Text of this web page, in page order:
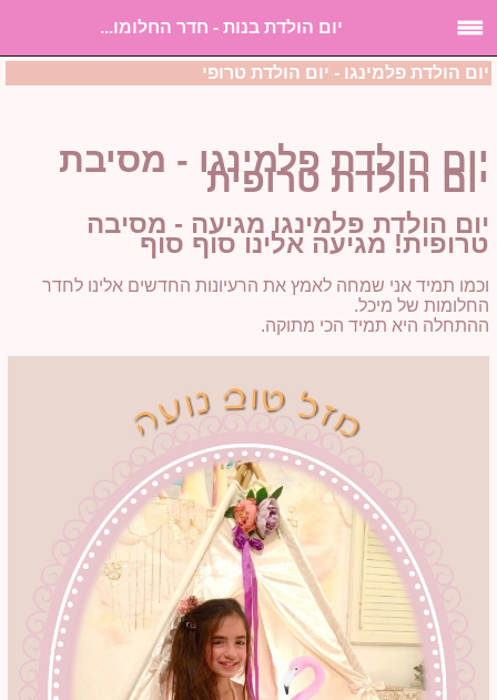
יום הולדת בנות - חדר החלומו...
יום הולדת פלמינגו - יום הולדת טרופי
יום הולדת פלמינגו - מסיבת
יום הולדת טרופית
יום הולדת פלמינגו מגיעה - מסיבה
טרופית! מגיעה אלינו סוף סוף
וכמו תמיד אני שמחה לאמץ את הרעיונות החדשים אלינו לחדר
החלומות של מיכל.
ההתחלה היא תמיד הכי מתוקה.